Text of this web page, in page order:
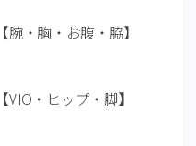
腕・胸・お腹・脇】
VIO・ヒップ・脚】